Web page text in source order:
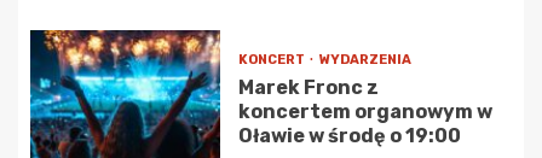
KONCERT WYDARZENIA
Marek Fronc z
koncertem organowym w
Oławie w środę o 19:00